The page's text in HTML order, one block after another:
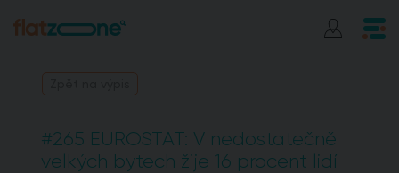
#265 EUROSTAT: V nedostatečně
velkých bytech žije 16 procent lidí